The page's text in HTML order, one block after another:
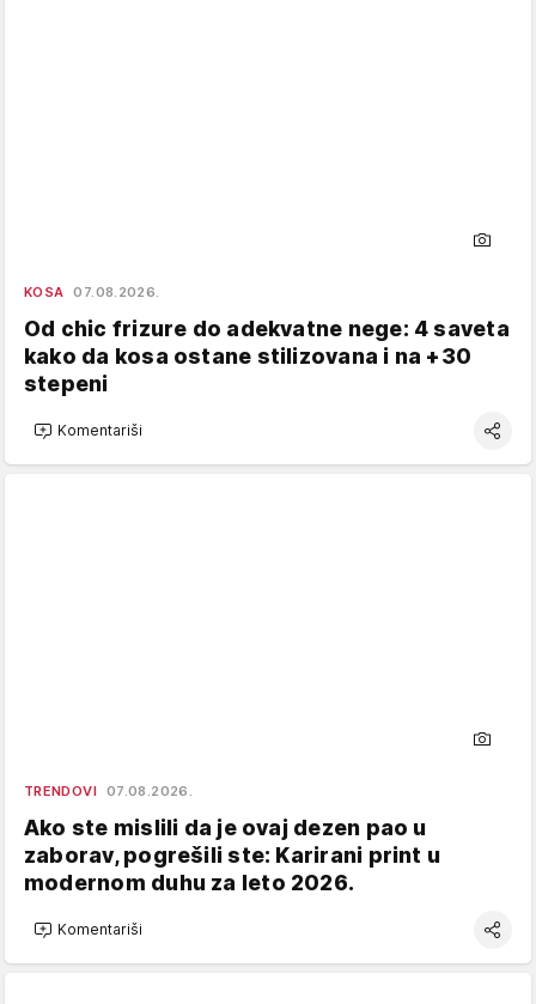
KOSA 07.08.2026.
Od chic frizure do adekvatne nege: 4 saveta
kako da kosa ostane stilizovana i na +30
stepeni
Komentariši
TRENDOVI 07.08.2026.
Ako ste mislili da je ovaj dezen pao u
zaborav, pogrešili ste: Karirani print u
modernom duhu za leto 2026.
Komentariši